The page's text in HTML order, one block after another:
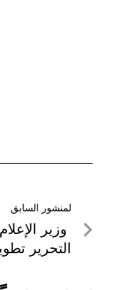
تصفّح
المقالات
لمنشور السابق
لمنشور
السابق
وزير
التحرير